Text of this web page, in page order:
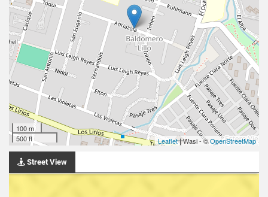
100 m
500 ft
Leaflet| Wasi - ©OpenStreetMap
Street View